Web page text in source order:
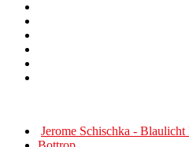
Jerome Schischka -